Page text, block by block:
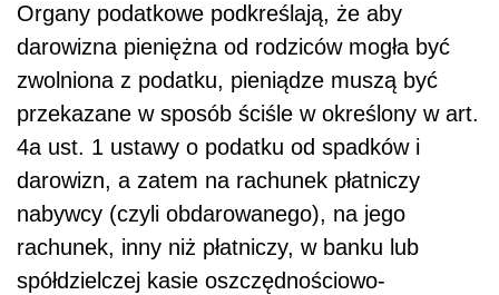
Organy podatkowe podkreślają, że aby
darowizna pieniężna od rodziców mogła być
zwolniona z podatku, pieniądze muszą być
przekazane w sposób ściśle w określony w art.
4a ust. 1 ustawy o podatku od spadków i
darowizn, a zatem na rachunek płatniczy
nabywcy (czyli obdarowanego), na jego
rachunek, inny niż płatniczy, w banku lub
spółdzielczej kasie oszczędnościowo-